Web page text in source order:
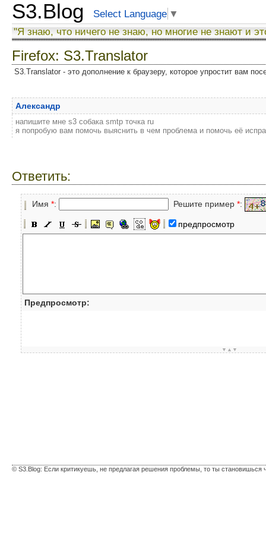
S3.Blog Select Language ▼
"Я знаю, что ничего не знаю, но многие не знают и
Firefox: S3.Translator
S3.Translator - это дополнение к браузеру, которое упростит вам
Александр
напишите мне s3 собака smtp точка ru
я попробую вам помочь выяснить в чем проблема и помочь её
Ответить:
Имя *: Решите пример *:
предпросмотр
Предпросмотр:
▼▲▼
© S3.Blog: Если критикуешь, не предлагая решения проблемы, то ты становишься